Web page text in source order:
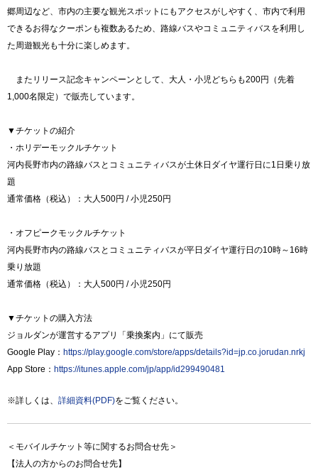
郷周辺など、市内の主要な観光スポットにもアクセスがしやすく、市内で利用
できるお得なクーポンも複数あるため、路線バスやコミュニティバスを利用し
た周遊観光も十分に楽しめます。
またリリース記念キャンペーンとして、大人・小児どちらも200円（先着
1,000名限定）で販売しています。
▼チケットの紹介
・ホリデーモックルチケット
河内長野市内の路線バスとコミュニティバスが土休日ダイヤ運行日に1日乗り放
題
通常価格（税込）：大人500円 / 小児250円
・オフピークモックルチケット
河内長野市内の路線バスとコミュニティバスが平日ダイヤ運行日の10時～16時
乗り放題
通常価格（税込）：大人500円 / 小児250円
▼チケットの購入方法
ジョルダンが運営するアプリ「乗換案内」にて販売
Google Play： https://play.google.com/store/apps/details?id=jp.co.jorudan.nrkj
App Store： https://itunes.apple.com/jp/app/id299490481
※詳しくは、 詳細資料(PDF)をご覧ください。
＜モバイルチケット等に関するお問合せ先＞
【法人の方からのお問合せ先】